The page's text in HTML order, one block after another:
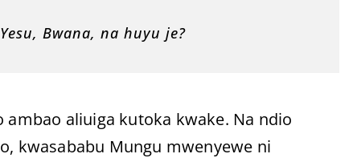
Bwana, na huyu je?
aliuiga kutoka kwake. Na ndio
kwasababu Mungu mwenyewe ni